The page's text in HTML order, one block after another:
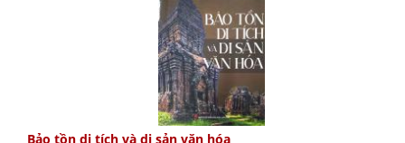
Bảo tồn di tích và di sản văn hóa